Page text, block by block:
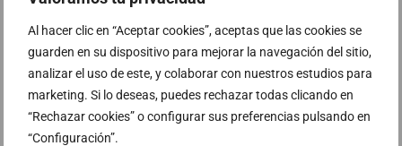
Al hacer clic en “Aceptar cookies”, aceptas que las cookies se
guarden en su dispositivo para mejorar la navegación del sitio,
analizar el uso de este, y colaborar con nuestros estudios para
marketing. Si lo deseas, puedes rechazar todas clicando en
“Rechazar cookies” o configurar sus preferencias pulsando en
“Configuración”.
¿Cuál es el coste para estudiar en Endicott
College?